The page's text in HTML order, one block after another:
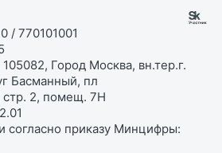
/ 770101001
Город Москва, вн.тер.г.
Басманный, пл
стр. 2, помещ. 7Н
согласно приказу Минцифры: